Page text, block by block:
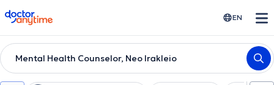
doctoranytime EN
Mental Health Counselor, Neo Irakleio